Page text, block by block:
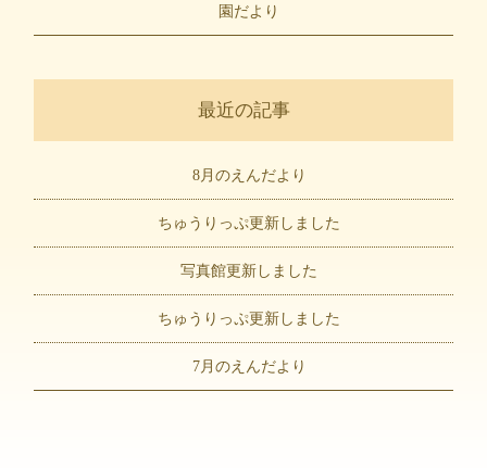
園だより
最近の記事
8月のえんだより
ちゅうりっぷ更新しました
写真館更新しました
ちゅうりっぷ更新しました
7月のえんだより